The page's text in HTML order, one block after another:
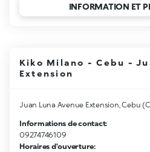
INFORMATION ET
Kiko Milano - Cebu -
Extension
Juan Luna Avenue Extension, Cebu
Informations de contact:
09274746109
Horaires d'ouverture: